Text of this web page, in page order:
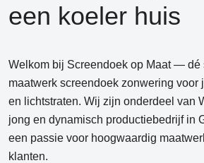
een koeler huis
Welkom bij Screendoek op Maat— dé
maatwerk screendoek zonwering voor
en lichtstraten. Wij zijn onderdeel van
jong en dynamisch productiebedrijf in
een passie voor hoogwaardig
klanten.